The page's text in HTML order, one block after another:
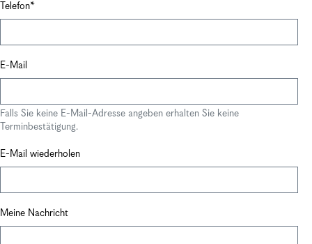
Telefon
E-Mail
Falls Sie keine E-Mail-Adresse angeben erhalten Sie keine
Terminbestätigung.
E-Mail wiederholen
Meine Nachricht